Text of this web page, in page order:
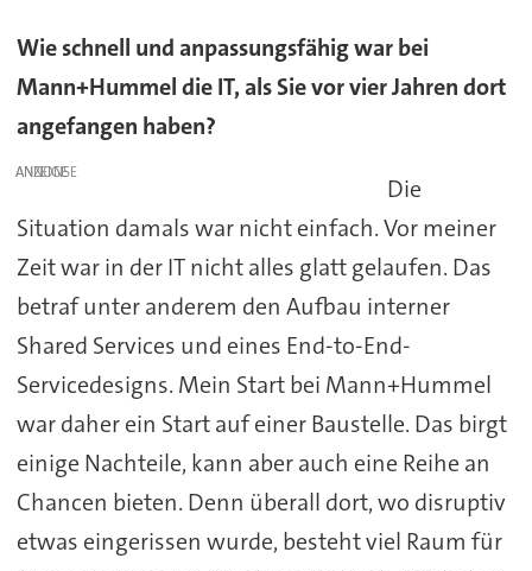
Wie schnell und anpassungsfähig war bei
Mann+Hummel die IT, als Sie vor vier Jahren dort
angefangen haben?
ANZEIGE
Die
Situation damals war nicht einfach. Vor meiner
Zeit war in der IT nicht alles glatt gelaufen. Das
betraf unter anderem den Aufbau interner
Shared Services und eines End-to-End-
Servicedesigns. Mein Start bei Mann+Hummel
war daher ein Start auf einer Baustelle. Das birgt
einige Nachteile, kann aber auch eine Reihe an
Chancen bieten. Denn überall dort, wo disruptiv
etwas eingerissen wurde, besteht viel Raum für